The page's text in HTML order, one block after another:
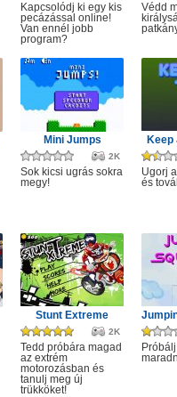
Kapcsolódj ki egy kis
pecázással online!
Van ennél jobb
program?
Védd
Mini Jumps
2K
Sok kicsi ugrás sokra
megy!
Keep
Ugorj
és
Stunt Extreme
2K
Tedd próbára magad
az extrém
motorozásban és
tanulj meg új
trükköket!